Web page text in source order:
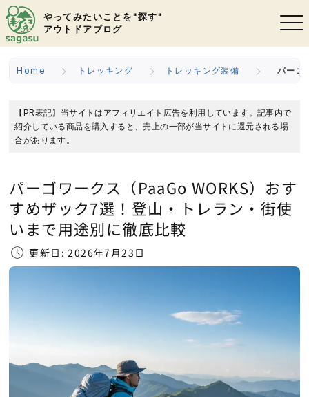
やってみたいことを"探す"
アウトドアブログ
Home トレッキング トレッキング装備 パーゴ
【PR表記】当サイトはアフィリエイト広告を利用しています。記事内で
紹介している商品を購入すると、売上の一部が当サイトに還元される場
合があります。
パーゴワークス（PaaGo WORKS）おす
すめザック7選！登山・トレラン・街使
いまで用途別に徹底比較
更新日: 2026年7月23日